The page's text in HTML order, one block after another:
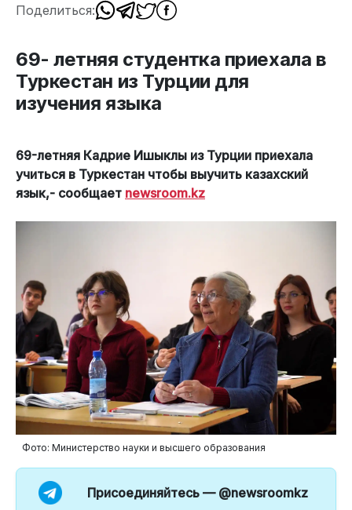
Поделиться:
69- летняя студентка приехала в
Туркестан из Турции для
изучения языка
69-летняя Кадрие Ишыклы из Турции приехала
учиться в Туркестан чтобы выучить казахский
язык,- сообщает newsroom.kz
Фото: Министерство науки и высшего образования
Присоединяйтесь — @newsroomkz